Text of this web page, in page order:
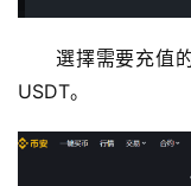
選擇需要充值
USDT。